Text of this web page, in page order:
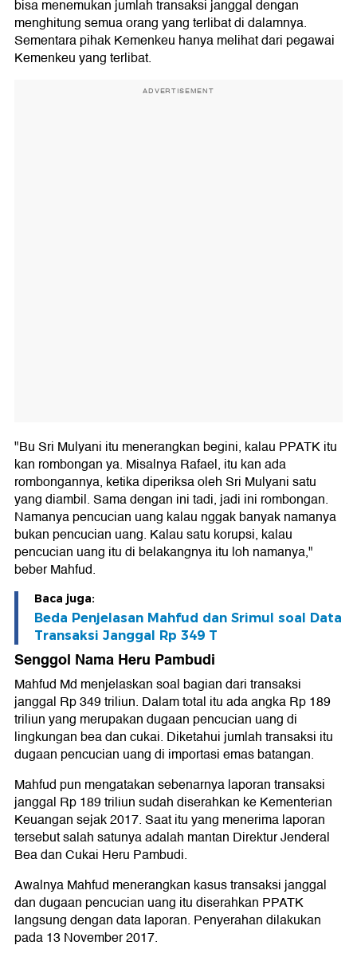
bisa menemukan jumlah transaksi janggal dengan
menghitung semua orang yang terlibat di dalamnya.
Sementara pihak Kemenkeu hanya melihat dari pegawai
Kemenkeu yang terlibat.
ADVERTISEMENT
"Bu Sri Mulyani itu menerangkan begini, kalau PPATK itu
kan rombongan ya. Misalnya Rafael, itu kan ada
rombongannya, ketika diperiksa oleh Sri Mulyani satu
yang diambil. Sama dengan ini tadi, jadi ini rombongan.
Namanya pencucian uang kalau nggak banyak namanya
bukan pencucian uang. Kalau satu korupsi, kalau
pencucian uang itu di belakangnya itu loh namanya,"
beber Mahfud.
Baca juga:
Beda Penjelasan Mahfud dan Srimul soal Data
Transaksi Janggal Rp 349 T
Senggol Nama Heru Pambudi
Mahfud Md menjelaskan soal bagian dari transaksi
janggal Rp 349 triliun. Dalam total itu ada angka Rp 189
triliun yang merupakan dugaan pencucian uang di
lingkungan bea dan cukai. Diketahui jumlah transaksi itu
dugaan pencucian uang di importasi emas batangan.
Mahfud pun mengatakan sebenarnya laporan transaksi
janggal Rp 189 triliun sudah diserahkan ke Kementerian
Keuangan sejak 2017. Saat itu yang menerima laporan
tersebut salah satunya adalah mantan Direktur Jenderal
Bea dan Cukai Heru Pambudi.
Awalnya Mahfud menerangkan kasus transaksi janggal
dan dugaan pencucian uang itu diserahkan PPATK
langsung dengan data laporan. Penyerahan dilakukan
pada 13 November 2017.